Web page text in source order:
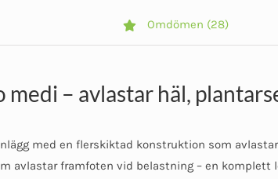
Omdömen (28)
medi – avlastar häl,
med en flerskiktad konstruktion som
avlastar framfoten vid belastning – en komplett